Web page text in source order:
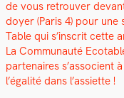
de vous retrou­ver
doy­er (Paris 4) pour
Table qui s’inscrit cette
La Com­mu­nauté
parte­naires s’associent
l’égalité dans l’assiette !